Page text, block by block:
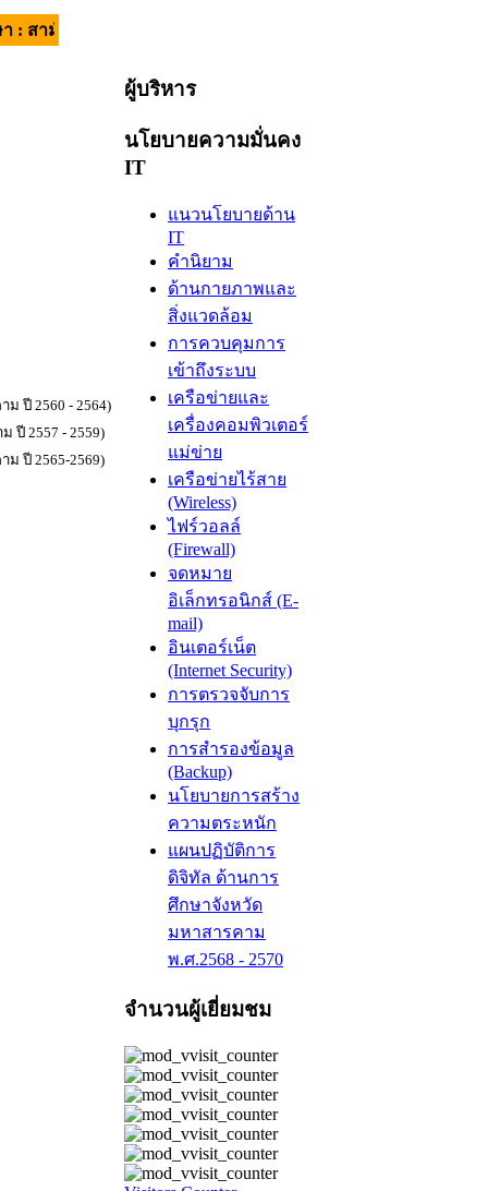
คี มีวินัย ใส่ใจบริการ | อัตลักษณ์ของผู้เรียน : วินัยดี มีทักษะ |
ปี 2560 - 2564)
ปี 2557 - 2559)
ปี 2565-2569)
ผู้บริหาร
นโยบายความมั่นคง
IT
แนวนโยบายด้าน
IT
คำนิยาม
ด้านกายภาพและ
สิ่งแวดล้อม
การควบคุมการ
เข้าถึงระบบ
เครือข่ายและ
เครื่องคอมพิวเตอร์
แม่ข่าย
เครือข่ายไร้สาย
(Wireless)
ไฟร์วอลล์
(Firewall)
จดหมาย
อิเล็กทรอนิกส์ (E-
mail)
อินเตอร์เน็ต
(Internet Security)
การตรวจจับการ
บุกรุก
การสำรองข้อมูล
(Backup)
นโยบายการสร้าง
ความตระหนัก
แผนปฏิบัติการ
ดิจิทัล ด้านการ
ศึกษาจังหวัด
มหาสารคาม
พ.ศ.2568 - 2570
จำนวนผู้เยี่ยมชม